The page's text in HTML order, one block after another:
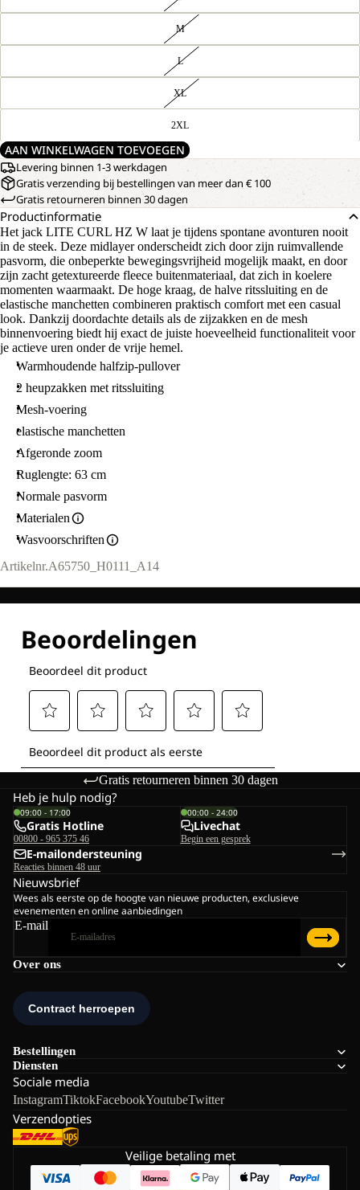
M
L
XL
2XL
AAN WINKELWAGEN TOEVOEGEN
Levering binnen 1-3 werkdagen
Gratis verzending bij bestellingen van meer dan € 100
Gratis retourneren binnen 30 dagen
Productinformatie
Het jack LITE CURL HZ W laat je tijdens spontane avonturen nooit
in de steek. Deze midlayer onderscheidt zich door zijn ruimvallende
pasvorm, die onbeperkte bewegingsvrijheid mogelijk maakt, en door
zijn zacht getextureerde fleece buitenmateriaal, dat zich in koelere
momenten waarmaakt. De hoge kraag, de halve ritssluiting en de
elastische manchetten combineren praktisch comfort met een casual
look. Dankzij doordachte details als de zijzakken en de mesh
binnenvoering biedt hij exact de juiste hoeveelheid functionaliteit voor
je actieve uren onder de vrije hemel.
Warmhoudende halfzip-pullover
2 heupzakken met ritssluiting
Mesh-voering
elastische manchetten
Afgeronde zoom
Ruglengte: 63 cm
Normale pasvorm
Materialen
Wasvoorschriften
Artikelnr.A65750_H0111_A14
Gratis retourneren binnen 30 dagen
Over ons
Bestellingen
Diensten
Sociale media
InstagramTiktokFacebookYoutubeTwitter
Verzendopties
Heb je hulp nodig?
09:00 - 17:00
Gratis Hotline
00800 - 965 375 46
00:00 - 24:00
Livechat
Begin een gesprek
E-mailondersteuning
Reacties binnen 48 uur
Nieuwsbrief
Wees als eerste op de hoogte van nieuwe producten, exclusieve
evenementen en online aanbiedingen
E-mail
Veilige betaling met